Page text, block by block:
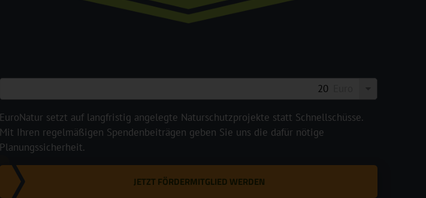
EuroNatur setzt auf langfristig angelegte Naturschutzprojekte statt Schnellschüsse.
Mit Ihren regelmäßigen Spendenbeiträgen geben Sie uns die dafür nötige
Planungssicherheit.
JETZT FÖRDERMITGLIED WERDEN